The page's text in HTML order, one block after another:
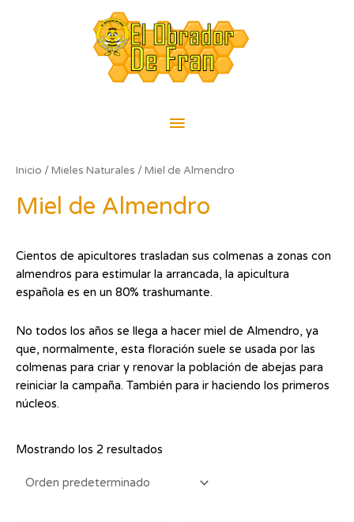
Menú
principal
Inicio /Mieles Naturales / Miel de Almendro
Miel de Almendro
Cientos de apicultores trasladan sus colmenas a zonas con
almendros para estimular la arrancada, la apicultura
española es en un 80% trashumante.
No todos los años se llega a hacer miel de Almendro, ya
que, normalmente, esta floración suele se usada por las
colmenas para criar y renovar la población de abejas para
reiniciar la campaña. También para ir haciendo los primeros
núcleos.
Mostrando los 2 resultados